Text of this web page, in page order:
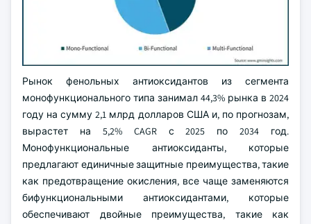
Рынок фенольных антиоксидантов из сегмента
монофункционального типа занимал 44,3% рынка в 2024
году на сумму 2,1 млрд долларов США и, по прогнозам,
вырастет на 5,2% CAGR с 2025 по 2034 год.
Монофункциональные антиоксиданты, которые
предлагают единичные защитные преимущества, такие
как предотвращение окисления, все чаще заменяются
бифункциональными антиоксидантами, которые
обеспечивают двойные преимущества, такие как